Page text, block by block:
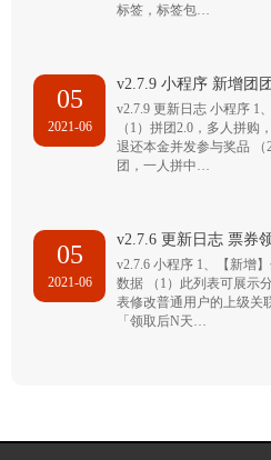
标签，标签包…
05
2021-06
v2.7.9 小程序 新增团
v2.7.9 更新日志 小程序 1
（1）拼团2.0，多人拼购
退还本金并发参与奖品
团，一人拼中…
05
2021-06
v2.7.6 更新日志 票券
v2.7.6 小程序 1、【新增
数据 （1）此列表可展示
表修改普通用户的上级关
「领取后N天…